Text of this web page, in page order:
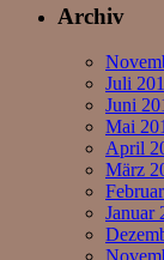
Archiv
Juli
Juni
Mai
April
März
Januar